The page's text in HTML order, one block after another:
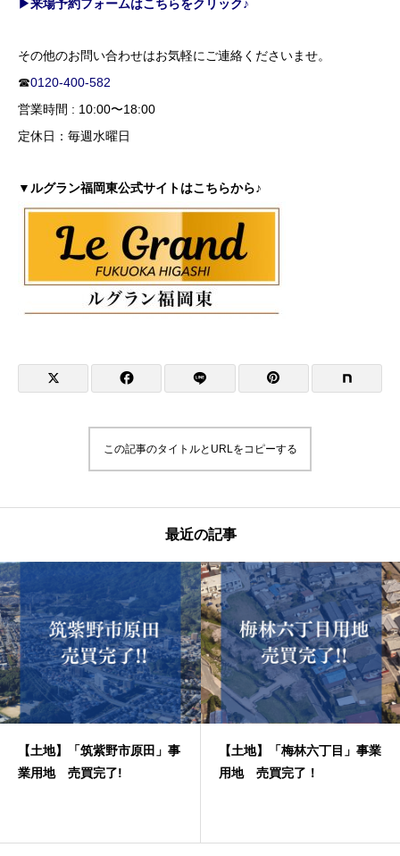
▶来場予約フォームはこちらをクリック♪
その他のお問い合わせはお気軽にご連絡くださいませ。
☎0120-400-582
営業時間 : 10:00〜18:00
定休日：毎週水曜日
▼ルグラン福岡東公式サイトはこちらから♪
この記事のタイトルとURLをコピーする
最近の記事
【土地】「筑紫野市原田」事
業用地 売買完了!
【土地】「梅林六丁目」事業
用地 売買完了！